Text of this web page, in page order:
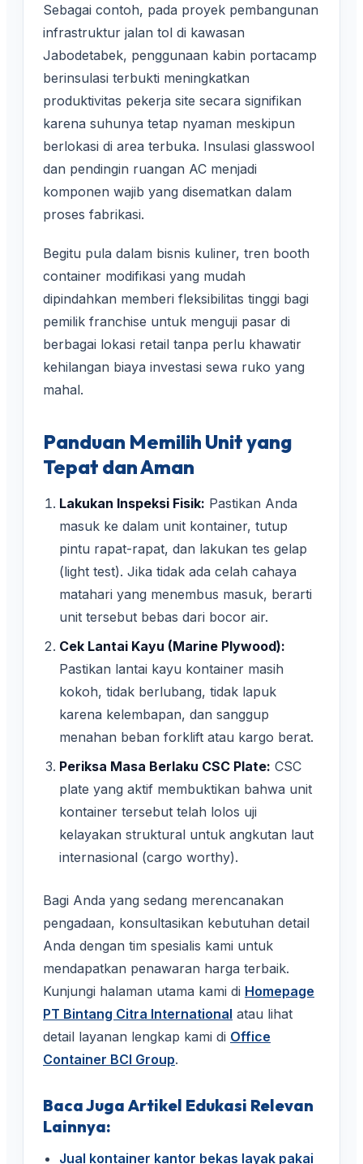
Sebagai contoh, pada proyek pembangunan
infrastruktur jalan tol di kawasan
Jabodetabek, penggunaan kabin portacamp
berinsulasi terbukti meningkatkan
produktivitas pekerja site secara signifikan
karena suhunya tetap nyaman meskipun
berlokasi di area terbuka. Insulasi glasswool
dan pendingin ruangan AC menjadi
komponen wajib yang disematkan dalam
proses fabrikasi.
Begitu pula dalam bisnis kuliner, tren booth
container modifikasi yang mudah
dipindahkan memberi fleksibilitas tinggi bagi
pemilik franchise untuk menguji pasar di
berbagai lokasi retail tanpa perlu khawatir
kehilangan biaya investasi sewa ruko yang
mahal.
Panduan Memilih Unit yang
Tepat dan Aman
Lakukan Inspeksi Fisik: Pastikan Anda
masuk ke dalam unit kontainer, tutup
pintu rapat-rapat, dan lakukan tes gelap
(light test). Jika tidak ada celah cahaya
matahari yang menembus masuk, berarti
unit tersebut bebas dari bocor air.
Cek Lantai Kayu (Marine Plywood):
Pastikan lantai kayu kontainer masih
kokoh, tidak berlubang, tidak lapuk
karena kelembapan, dan sanggup
menahan beban forklift atau kargo berat.
Periksa Masa Berlaku CSC Plate: CSC
plate yang aktif membuktikan bahwa unit
kontainer tersebut telah lolos uji
kelayakan struktural untuk angkutan laut
internasional (cargo worthy).
Bagi Anda yang sedang merencanakan
pengadaan, konsultasikan kebutuhan detail
Anda dengan tim spesialis kami untuk
mendapatkan penawaran harga terbaik.
Kunjungi halaman utama kami di Homepage
PT Bintang Citra International atau lihat
detail layanan lengkap kami di Office
Container BCI Group.
Baca Juga Artikel Edukasi Relevan
Lainnya:
Jual kontainer kantor bekas layak pakai